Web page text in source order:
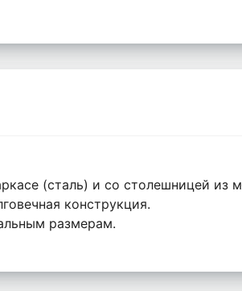
(сталь) и со столешницей
конструкция.
размерам.